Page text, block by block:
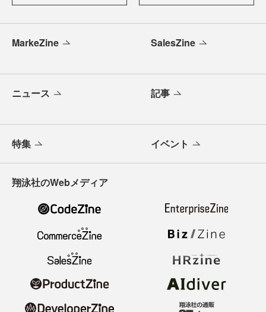
MarkeZine SalesZine
ニュース 記事
特集 イベント
翔泳社のWebメディア